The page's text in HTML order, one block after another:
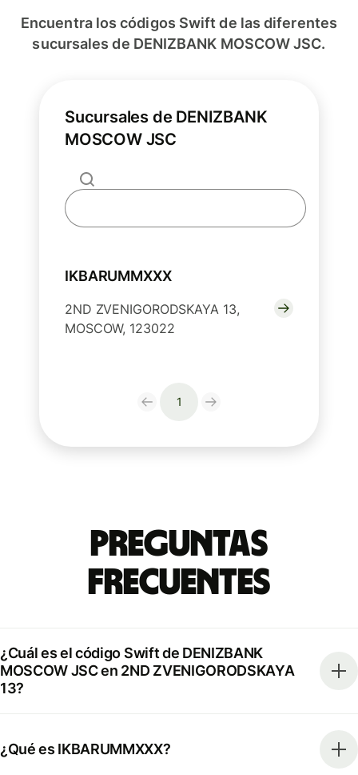
Encuentra los códigos Swift de las diferentes
sucursales de DENIZBANK MOSCOW JSC.
Sucursales de DENIZBANK
MOSCOW JSC
IKBARUMMXXX
2ND ZVENIGORODSKAYA 13,
MOSCOW, 123022
1
Preguntas
Frecuentes
¿Cuál es el código Swift de DENIZBANK
MOSCOW JSC en 2ND ZVENIGORODSKAYA
13?
¿Qué es IKBARUMMXXX?